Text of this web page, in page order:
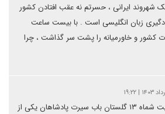
شهروند ایرانی ، حسرتم نه عقب افتادن کشور
زبان انگلیسی است . با بیست ساعت
کشور و خاورمیانه را پشت سر گذاشت ، چرا
حکایت شماه ۱۳ گلستان باب سیرت پادشاهان یکی از